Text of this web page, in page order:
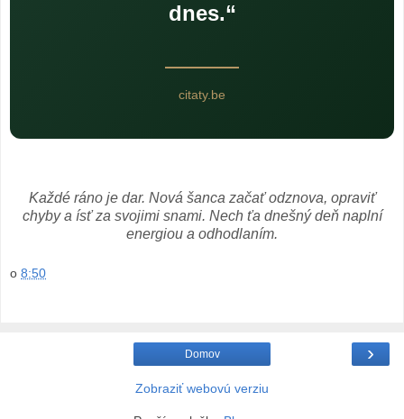
dnes.“
citaty.be
Každé ráno je dar. Nová šanca začať odznova, opraviť
chyby a ísť za svojimi snami. Nech ťa dnešný deň naplní
energiou a odhodlaním.
o 8:50
›
Domov
Zobraziť webovú verziu